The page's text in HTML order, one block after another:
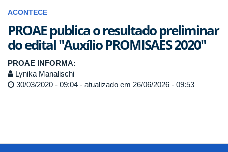
ACONTECE
PROAE publica o resultado preliminar
do edital "Auxílio PROMISAES 2020"
PROAE INFORMA:
Lynika Manalischi
30/03/2020 - 09:04 - atualizado em 26/06/2026 - 09:53